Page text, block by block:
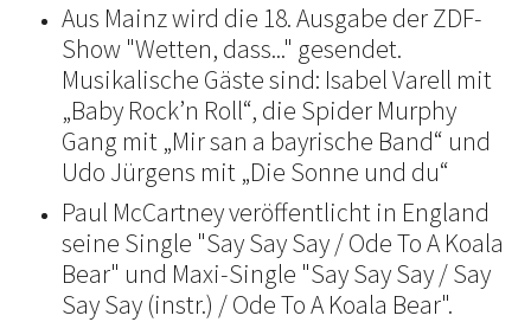
Aus Mainz wird die 18. Ausgabe der ZDF-
Show "Wetten, dass..." gesendet.
Musikalische Gäste sind: Isabel Varell mit
„Baby Rock’n Roll“, die Spider Murphy
Gang mit „Mir san a bayrische Band“ und
Udo Jürgens mit „Die Sonne und du“
Paul McCartney veröffentlicht in England
seine Single "Say Say Say / Ode To A Koala
Bear" und Maxi-Single "Say Say Say / Say
Say Say (instr.) / Ode To A Koala Bear".